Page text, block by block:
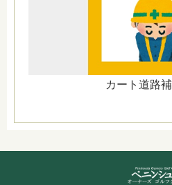
カート道路